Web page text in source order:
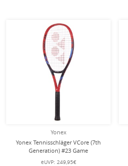
Yonex
Yonex Tennisschläger VCore (7th
Generation) #23 Game
100in/265g/Allround rot - besaitet -
eUVP: 249,95€